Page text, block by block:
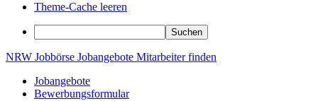
Theme-Cache leeren
Suchen
Zum
springen
NRW Jobbörse Jobangebote Mitarbeiterfinden
Jobangebote
Bewerbungsformular